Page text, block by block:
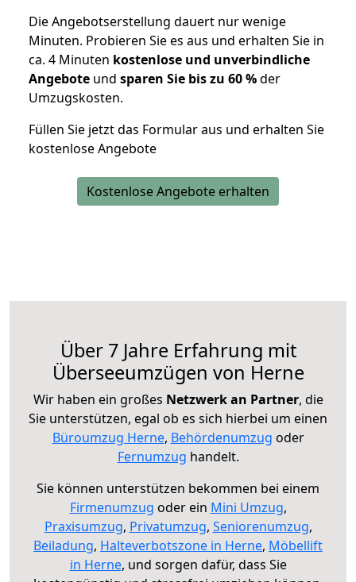
Die Angebotserstellung dauert nur wenige
Minuten. Probieren Sie es aus und erhalten Sie in
ca. 4 Minuten kostenlose und unverbindliche
Angebote und sparen Sie bis zu 60 %der
Umzugskosten.
Füllen Sie jetzt das Formular aus und erhalten Sie
kostenlose Angebote
Kostenlose Angebote erhalten
Über 7 Jahre Erfahrung mit
Überseeumzügen von Herne
Wir haben ein großes Netzwerk an Partner, die
Sie unterstützen, egal ob es sich hierbei um einen
Büroumzug Herne, Behördenumzug oder
Fernumzug handelt.
Sie können unterstützen bekommen bei einem
Firmenumzug oder ein Mini Umzug,
Praxisumzug, Privatumzug, Seniorenumzug,
Beiladung, Halteverbotszone in Herne, Möbellift
in Herne, und sorgen dafür, dass Sie